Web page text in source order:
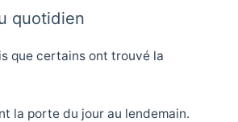
quotidien
que certains ont trouvé la
la porte du jour au lendemain.